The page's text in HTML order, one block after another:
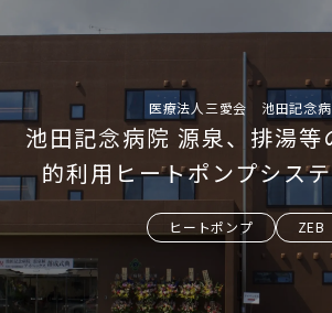
医療法人三愛会 池田記念
池田記念病院 源泉、排湯等
的利用ヒートポンプシス
ヒートポンプ ZEB